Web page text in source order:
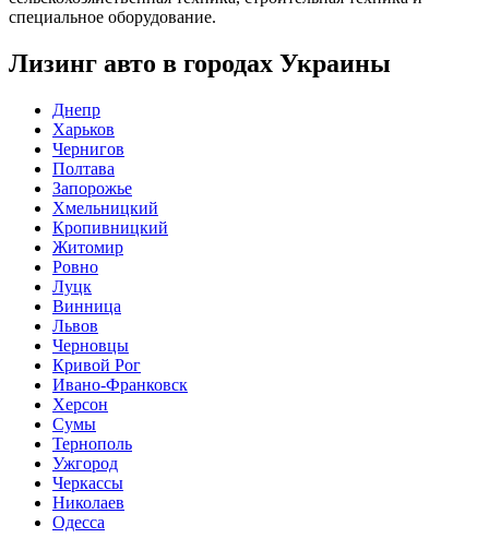
специальное оборудование.
Лизинг авто в городах Украины
Днепр
Харьков
Чернигов
Полтава
Запорожье
Хмельницкий
Кропивницкий
Житомир
Ровно
Луцк
Винница
Львов
Черновцы
Кривой Рог
Ивано-Франковск
Херсон
Сумы
Тернополь
Ужгород
Черкассы
Николаев
Одесса